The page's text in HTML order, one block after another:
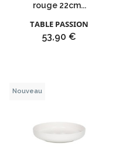
rouge 22cm...
TABLE PASSION
Prix
53,90 €
Nouveau